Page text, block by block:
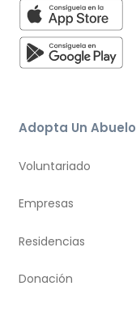
Adopta Un Abuelo
Voluntariado
Empresas
Residencias
Donación